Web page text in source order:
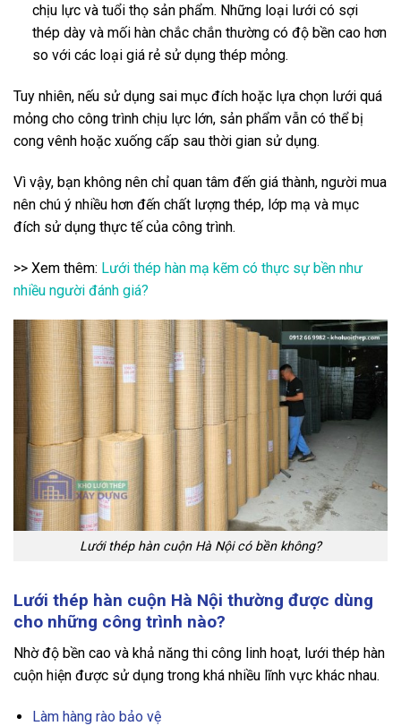
chịu lực và tuổi thọ sản phẩm. Những loại lưới có sợi
thép dày và mối hàn chắc chắn thường có độ bền cao hơn
so với các loại giá rẻ sử dụng thép mỏng.
Tuy nhiên, nếu sử dụng sai mục đích hoặc lựa chọn lưới quá
mỏng cho công trình chịu lực lớn, sản phẩm vẫn có thể bị
cong vênh hoặc xuống cấp sau thời gian sử dụng.
Vì vậy, bạn không nên chỉ quan tâm đến giá thành, người mua
nên chú ý nhiều hơn đến chất lượng thép, lớp mạ và mục
đích sử dụng thực tế của công trình.
>> Xem thêm: Lưới thép hàn mạ kẽm có thực sự bền như
nhiều người đánh giá?
Lưới thép hàn cuộn Hà Nội có bền không?
Lưới thép hàn cuộn Hà Nội thường được dùng
cho những công trình nào?
Nhờ độ bền cao và khả năng thi công linh hoạt, lưới thép hàn
cuộn hiện được sử dụng trong khá nhiều lĩnh vực khác nhau.
Làm hàng rào bảo vệ